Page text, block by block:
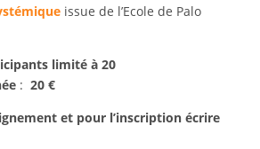
issue de l’Ecole de Palo
limité à 20
: 20 €
et pour l’inscription écrire